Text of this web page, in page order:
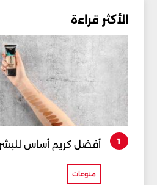
الأكثر قراءة
1 أفضل كريم أساس
منوعات